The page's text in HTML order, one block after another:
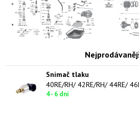
Snímač tlaku
4 - 6 dní